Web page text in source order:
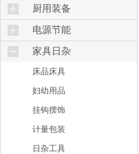
厨用装备
烤箱炉灶
保鲜杯盒
厨用日杂
电锅电煲
锅碗瓢盆
计量包装
食品加工
电源节能
遥控器
节能充电
家具日杂
床品床具
妇幼用品
挂钩摆饰
计量包装
日杂工具